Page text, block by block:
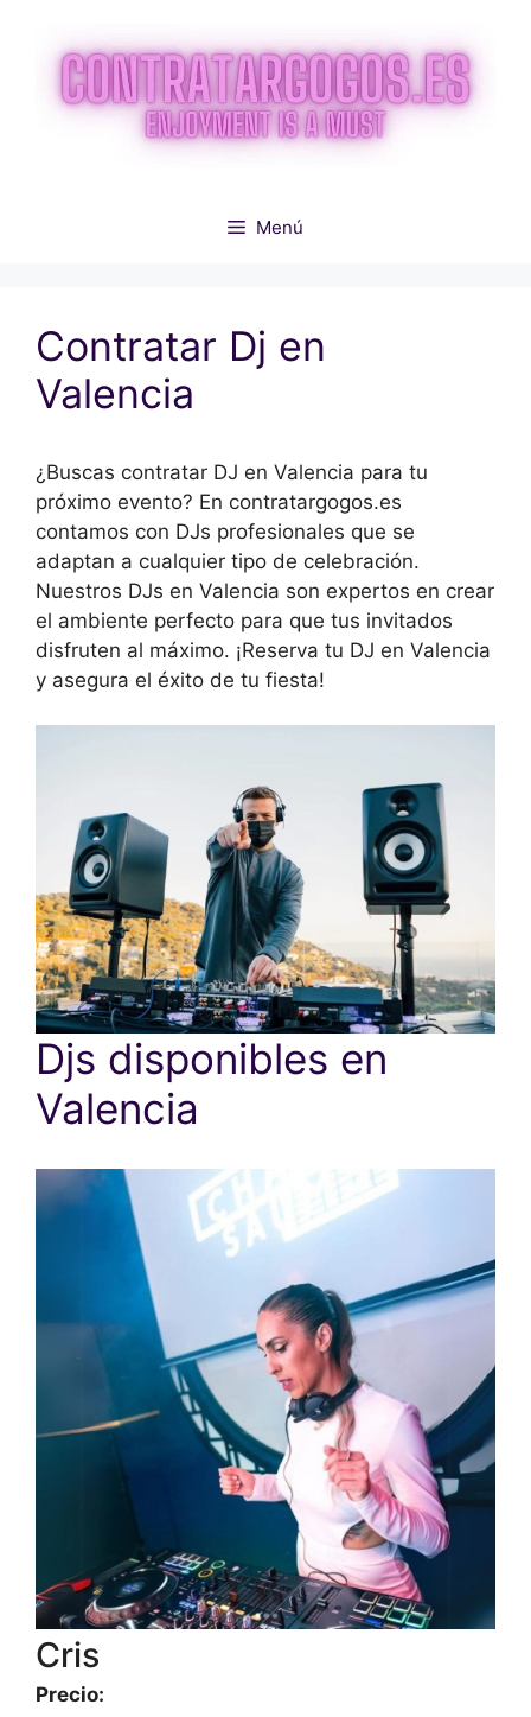
contenido
Menú
Contratar Dj en
Valencia
¿Buscas contratar DJ en Valencia para tu
próximo evento? En contratargogos.es
contamos con DJs profesionales que se
adaptan a cualquier tipo de celebración.
Nuestros DJs en Valencia son expertos en crear
el ambiente perfecto para que tus invitados
disfruten al máximo. ¡Reserva tu DJ en Valencia
y asegura el éxito de tu fiesta!
Djs disponibles en
Valencia
Cris
Precio: